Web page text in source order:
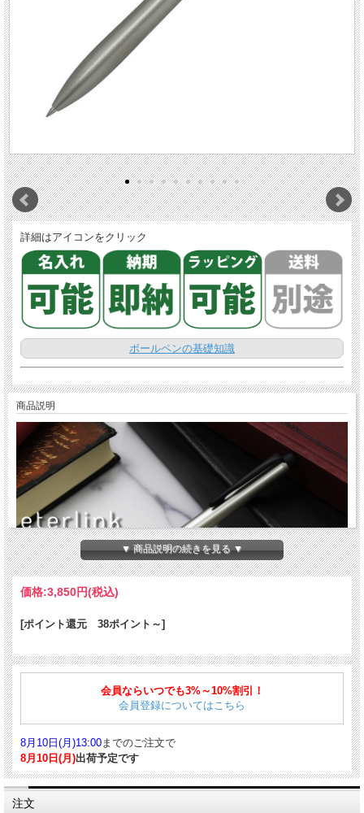
詳細はアイコンをクリック
ボールペンの基礎知識
商品説明
「eterlink」は、「eternal 永遠」と「link 絆」をかけ合わせ、「書くことで、点が
先端に向かってほどよく太さを持たせた、握りやすい軸形状。適度な重量感と、回
転繰り出し時のなめらかさにより、上質な使い心地をお楽しみいただけます。
仕様：回転繰り出し式
重量：約30g
ボディ素材：黄銅
▼ 商品説明の続きを見る ▼
価格:3,850円(税込)
[ポイント還元 38ポイント～]
会員ならいつでも3%～10%割引！
会員登録についてはこちら
8月10日(月)13:00 までのご注文で
8月10日(月)出荷予定です
注文